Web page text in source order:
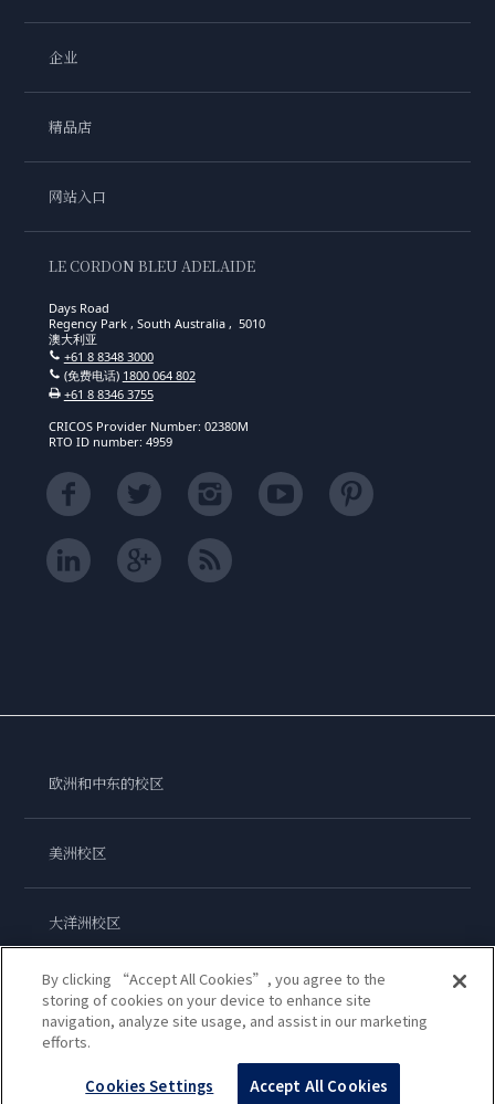
企业
精品店
网站入口
LE CORDON BLEU ADELAIDE
Days Road
Regency Park , South Australia , 5010
澳大利亚
+61 8 8348 3000
(免费电话) 1800 064 802
+61 8 8346 3755
CRICOS Provider Number: 02380M
RTO ID number: 4959
欧洲和中东的校区
美洲校区
大洋洲校区
亚洲校区
By clicking “Accept All Cookies”, you agree to the
storing of cookies on your device to enhance site
navigation, analyze site usage, and assist in our marketing
efforts.
Cookies Settings Accept All Cookies